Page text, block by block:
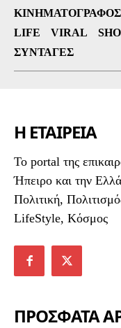
ΚΙΝΗΜΑΤΟΓΡΆΦΟΣ
LIFE
VIRAL
ΣΥΝΤΑΓΈΣ
Η ΕΤΑΙΡΕΙΑ
To portal της
Ήπειρο και την
Πολιτική,
LifeStyle, Κόσμος
ΠΡΟΣΦΑΤΑ